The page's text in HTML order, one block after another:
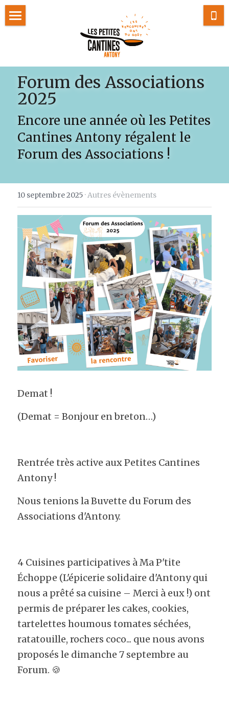
Le concept
Newsletter
Contact
J'adhère
Nos Partenaires
Rechercher
Forum des Associations
2025
Encore une année où les Petites
Cantines Antony régalent le
Forum des Associations !
10 septembre 2025 ·Autres évènements
Demat !
(Demat = Bonjour en breton…)
Rentrée très active aux Petites Cantines
Antony !
Nous tenions la Buvette du Forum des
Associations d'Antony.
4 Cuisines participatives à Ma P'tite
Échoppe (L'épicerie solidaire d'Antony qui
nous a prêté sa cuisine – Merci à eux !) ont
permis de préparer les cakes, cookies,
tartelettes houmous tomates séchées,
ratatouille, rochers coco... que nous avons
proposés le dimanche 7 septembre au
Forum. 🍪